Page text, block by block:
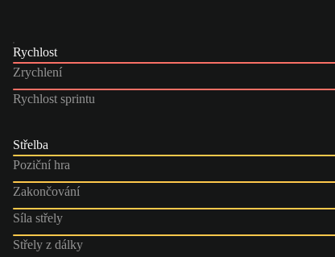
Rychlost
Zrychlení
Rychlost sprintu
Střelba
Poziční hra
Zakončování
Síla střely
Střely z dálky